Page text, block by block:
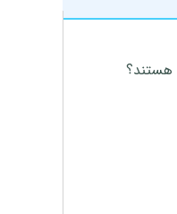
هستند؟